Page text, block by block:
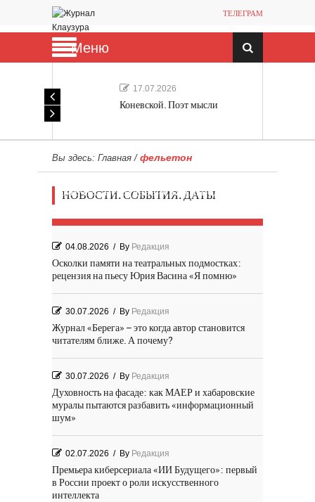
ТЕЛЕГРАМ
Меню
17.07.2026
Коневской. Поэт мысли
Вы здесь: Главная / фельетон
НОВОСТИ. СОБЫТИЯ. ДАТЫ
Мечта, не отдавайся! «Шведская
04.08.2026 / By Редакция
Осколки памяти на театральных подмостках:
рецензия на пьесу Юрия Васина «Я помню»
30.07.2026 / By Редакция
Журнал «Берега» – это когда автор становится
читателям ближе. А почему?
30.07.2026 / By Редакция
Духовность на фасаде: как МАЕР и хабаровские
муралы пытаются разбавить «информационный
шум»
02.07.2026 / By Редакция
Премьера киберсериала «ИИ Будущего»: первый
в России проект о роли искусственного
интеллекта